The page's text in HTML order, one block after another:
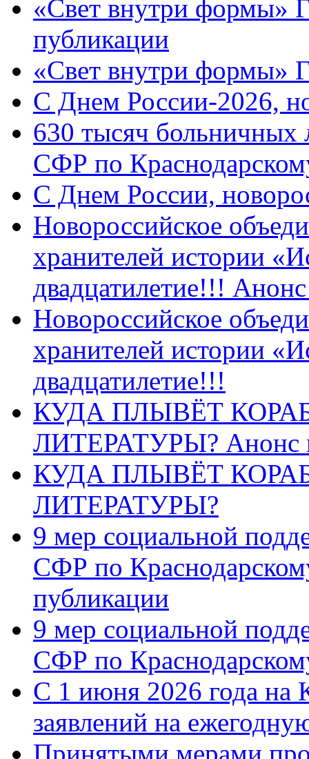
«Свет внутри формы»
публикации
«Свет внутри формы»
C Днем России-2026,
630 тысяч больничных
СФР по
C Днем России,
Новороссийское
хранителей истории
двадцатилетие!!!
Новороссийское
хранителей истории
двадцатилетие!!!
КУДА ПЛЫВЁТ
ЛИТЕРАТУРЫ? Анонс
КУДА ПЛЫВЁТ
ЛИТЕРАТУРЫ?
9 мер социальной
СФР по
публикации
9 мер социальной
СФР по
С 1 июня 2026 года на
заявлений на
Принятыми мерами